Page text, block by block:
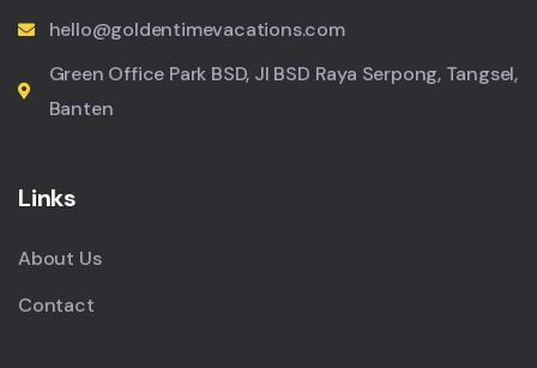
hello@goldentimevacations.com
Green Office Park BSD, Jl BSD Raya Serpong, Tangsel,
Banten
Links
About Us
Contact